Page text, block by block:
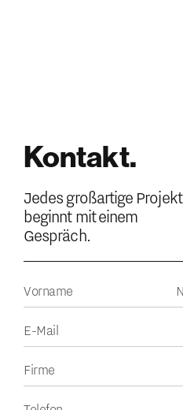
Kontakt.
Jedes großartige Projekt
beginnt mit einem
Gespräch.